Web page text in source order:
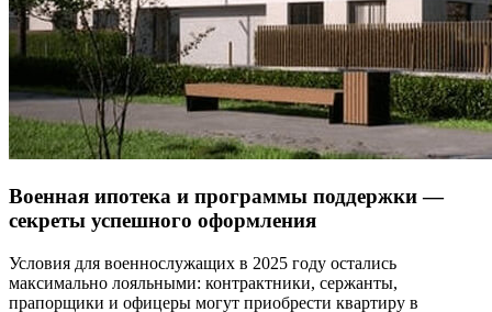
Военная ипотека и программы поддержки —
секреты успешного оформления
Условия для военнослужащих в 2025 году остались
максимально лояльными: контрактники, сержанты,
прапорщики и офицеры могут приобрести квартиру в